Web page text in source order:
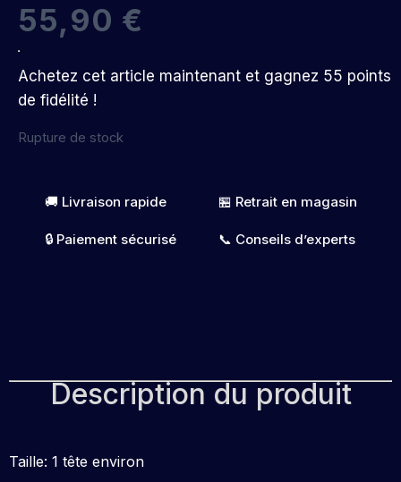
55,90 €
Achetez cet article maintenant et gagnez 55 points
de fidélité !
Rupture de stock
🚚 Livraison rapide
🔒 Paiement sécurisé
🏪 Retrait en magasin
📞 Conseils d’experts
Description du produit
Taille: 1 tête environ